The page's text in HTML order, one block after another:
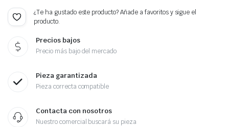
¿Te ha gustado este producto? Añade a favoritos y sigue el
producto.
Precios bajos
Precio más bajo del mercado
Pieza garantizada
Pieza correcta compatible
Contacta con nosotros
Nuestro comercial buscará su pieza